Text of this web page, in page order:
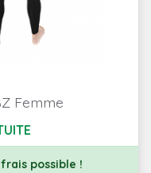
Femme
possible !